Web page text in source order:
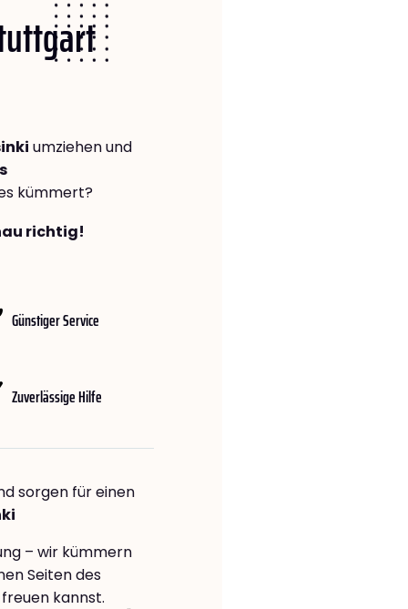
umziehen und
kümmert?
richtig!
Günstiger Service
Zuverlässige Hilfe
sorgen für einen
– wir kümmern
Seiten des
kannst.